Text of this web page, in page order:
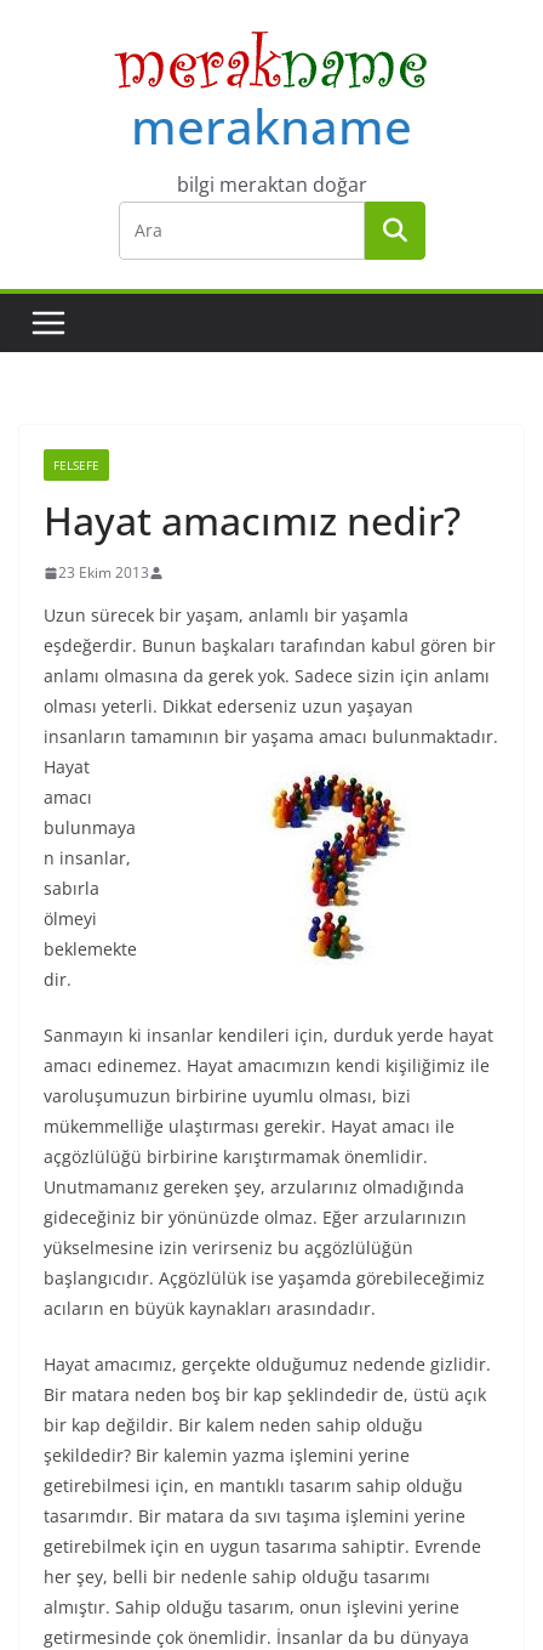
merakname
bilgi meraktan doğar
FELSEFE
Hayat amacımız nedir?
23 Ekim 2013
Uzun sürecek bir yaşam, anlamlı bir yaşamla
eşdeğerdir. Bunun başkaları tarafından kabul gören bir
anlamı olmasına da gerek yok. Sadece sizin için anlamı
olması yeterli. Dikkat ederseniz uzun yaşayan
insanların tamamının bir yaşama amacı bulunmaktadır.
Hayat
amacı
bulunmaya
n insanlar,
sabırla
ölmeyi
beklemekte
dir.
Sanmayın ki insanlar kendileri için, durduk yerde hayat
amacı edinemez. Hayat amacımızın kendi kişiliğimiz ile
varoluşumuzun birbirine uyumlu olması, bizi
mükemmelliğe ulaştırması gerekir. Hayat amacı ile
açgözlülüğü birbirine karıştırmamak önemlidir.
Unutmamanız gereken şey, arzularınız olmadığında
gideceğiniz bir yönünüzde olmaz. Eğer arzularınızın
yükselmesine izin verirseniz bu açgözlülüğün
başlangıcıdır. Açgözlülük ise yaşamda görebileceğimiz
acıların en büyük kaynakları arasındadır.
Hayat amacımız, gerçekte olduğumuz nedende gizlidir.
Bir matara neden boş bir kap şeklindedir de, üstü açık
bir kap değildir. Bir kalem neden sahip olduğu
şekildedir? Bir kalemin yazma işlemini yerine
getirebilmesi için, en mantıklı tasarım sahip olduğu
tasarımdır. Bir matara da sıvı taşıma işlemini yerine
getirebilmek için en uygun tasarıma sahiptir. Evrende
her şey, belli bir nedenle sahip olduğu tasarımı
almıştır. Sahip olduğu tasarım, onun işlevini yerine
getirmesinde çok önemlidir. İnsanlar da bu dünyaya